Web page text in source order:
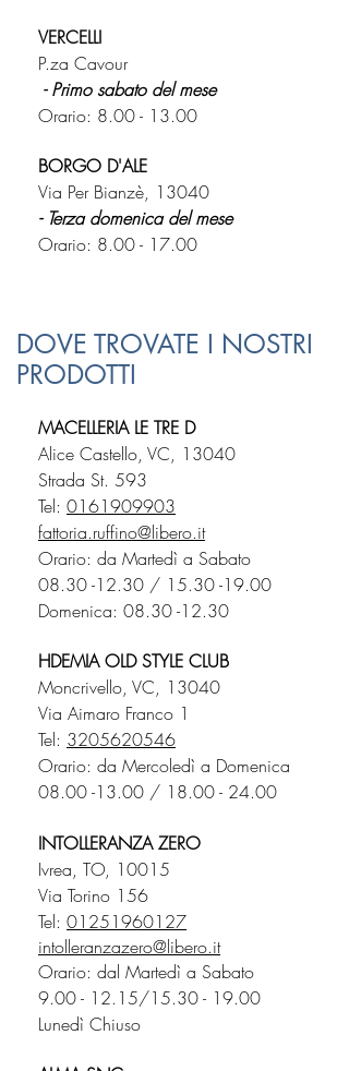
VERCELLI
P.za Cavour
- Primo sabato del mese
Orario: 8.00 - 13.00
BORGO D'ALE
Via Per Bianzè, 13040
- Terza domenica del mese
Orario: 8.00 - 17.00
DOVE TROVATE I NOSTRI
PRODOTTI
MACELLERIA LE TRE D
Alice Castello, VC, 13040
Strada St. 593
Tel: 0161909903
fattoria.ruffino@libero.it
Orario: da Martedì a Sabato
08.30 -12.30 / 15.30 -19.00
Domenica: 08.30 -12.30
HDEMIA OLD STYLE CLUB
Moncrivello, VC, 13040
Via Aimaro Franco 1
Tel: 3205620546
Orario: da Mercoledì a Domenica
08.00 -13.00 / 18.00 - 24.00
INTOLLERANZA ZERO
Ivrea, TO, 10015
Via Torino 156
Tel: 01251960127
intolleranzazero@libero.it
Orario: dal Martedì a Sabato
9.00 - 12.15/15.30 - 19.00
Lunedì Chiuso